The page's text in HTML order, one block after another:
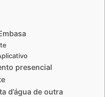
presencial
d’água de outra